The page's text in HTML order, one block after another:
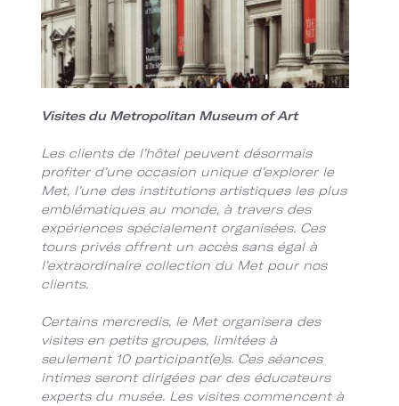
Visites du Metropolitan Museum of Art
Les clients de l’hôtel peuvent désormais
profiter d’une occasion unique d’explorer le
Met, l’une des institutions artistiques les plus
emblématiques au monde, à travers des
expériences spécialement organisées. Ces
tours privés offrent un accès sans égal à
l’extraordinaire collection du Met pour nos
clients.
Certains mercredis, le Met organisera des
visites en petits groupes, limitées à
seulement 10 participant(e)s. Ces séances
intimes seront dirigées par des éducateurs
experts du musée. Les visites commencent à